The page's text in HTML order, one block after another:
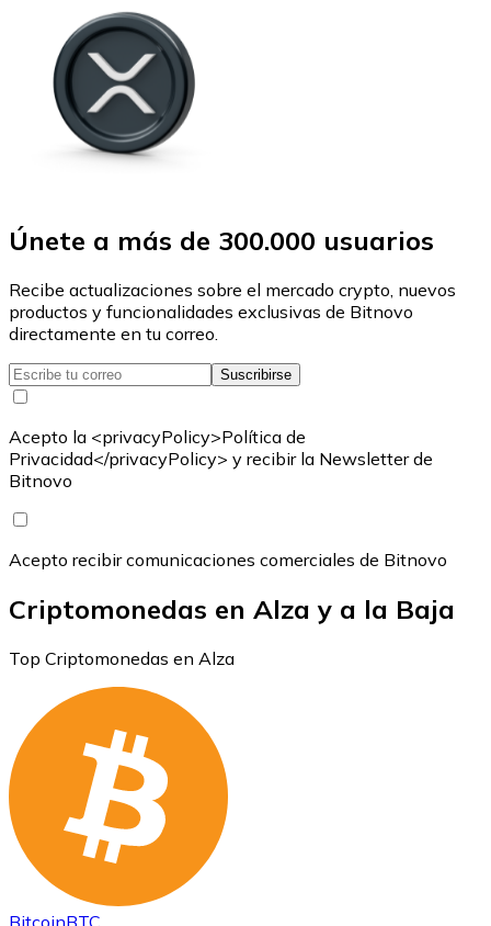
Únete a más de 300.000 usuarios
Recibe actualizaciones sobre el mercado crypto, nuevos
productos y funcionalidades exclusivas de Bitnovo
directamente en tu correo.
Suscribirse
Acepto la <privacyPolicy>Política de
Privacidad</privacyPolicy> y recibir la Newsletter de
Bitnovo
Acepto recibir comunicaciones comerciales de Bitnovo
Criptomonedas en Alza y a la Baja
Top Criptomonedas en Alza
BitcoinBTC